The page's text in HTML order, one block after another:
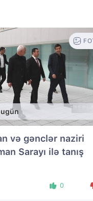
və gənclər naziri
Sarayı ilə tanış
0